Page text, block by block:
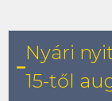
Nyári
15-től